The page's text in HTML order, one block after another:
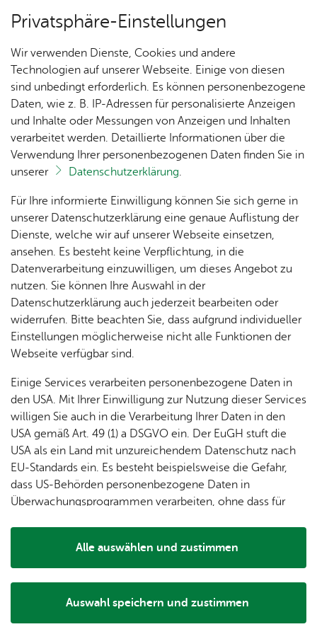
Rund ums See­ha­sen­fest
Nach­
Nach­
hal­tig­
keit
Stand­
See­has
Hei­
mat­
lied
Fest­
zei­ten
Fest­
ab­zei­
chen
In­fo­
stand
Tisch­
re­ser­
vie­
run­
gen
Fest­
ge­län­
Ver­
gnü­
gung­
park
Ein­
tritts­
&
Wert­
mar­
ken
Orga &
Spen­
den
Spon­
so­ren
Fi­gu­
ren­
grup­
pe
Fun­
dus
Ju­
gend­
Lage &
See­ha­sen­fest­ka­len­der
Vor­le­sen
See­ha­sen­fest – Jetzt!
Festabzeichen? Ehrensache! Für einige
Veranstaltungen sind Tickets und ein
Festabzeichennotwendig. Eine Karte zum
Festgelände mit allen wichtigen Standorten, wie
Sanitätsdienste, Pendelbus-Haltestellen,
Infopoints, Festgärten finden Sie
hier.
Alle Termine im Seehasenfestkalender anzeigen
Das Seehasenfest 2026 ist vorbei – wir sehen uns im
nächsten Jahr wieder!
Privatsphäre-Einstellungen
Wir verwenden Dienste, Cookies und andere
Technologien auf unserer Webseite. Einige von diesen
sind unbedingt erforderlich. Es können personenbezogene
Daten, wie z. B. IP-Adressen für personalisierte Anzeigen
und Inhalte oder Messungen von Anzeigen und Inhalten
verarbeitet werden. Detaillierte Informationen über die
Verwendung Ihrer personenbezogenen Daten finden Sie in
unserer
Datenschutzerklärung.
Für Ihre informierte Einwilligung können Sie sich gerne in
unserer Datenschutzerklärung eine genaue Auflistung der
Dienste, welche wir auf unserer Webseite einsetzen,
ansehen. Es besteht keine Verpflichtung, in die
Datenverarbeitung einzuwilligen, um dieses Angebot zu
nutzen. Sie können Ihre Auswahl in der
Datenschutzerklärung auch jederzeit bearbeiten oder
widerrufen. Bitte beachten Sie, dass aufgrund individueller
Einstellungen möglicherweise nicht alle Funktionen der
Webseite verfügbar sind.
Einige Services verarbeiten personenbezogene Daten in
den USA. Mit Ihrer Einwilligung zur Nutzung dieser Services
willigen Sie auch in die Verarbeitung Ihrer Daten in den
USA gemäß Art. 49 (1) a DSGVO ein. Der EuGH stuft die
USA als ein Land mit unzureichendem Datenschutz nach
EU-Standards ein. Es besteht beispielsweise die Gefahr,
dass US-Behörden personenbezogene Daten in
Überwachungsprogrammen verarbeiten, ohne dass für
Auswahl speichern und zustimmen
Alle auswählen und zustimmen